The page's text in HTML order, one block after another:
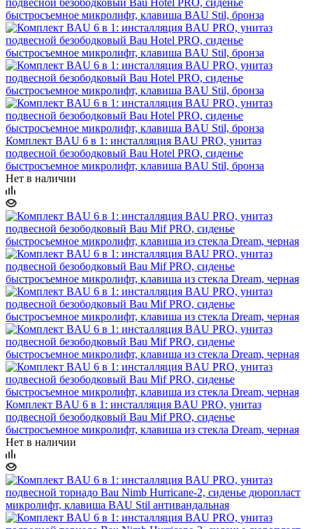
Комплект BAU 6 в 1: инсталляция BAU PRO, унитаз
подвесной безободковый Bau Hotel PRO, сиденье
быстросъемное микролифт, клавиша BAU Stil, бронза
Нет в наличии
Комплект BAU 6 в 1: инсталляция BAU PRO, унитаз
подвесной безободковый Bau Mif PRO, сиденье
быстросъемное микролифт, клавиша из стекла Dream, черная
Нет в наличии